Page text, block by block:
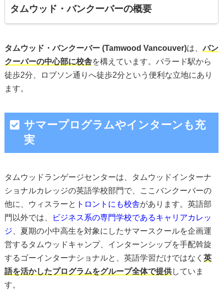
タムウッド・バンクーバーの概要
タムウッド・バンクーバー (Tamwood Vancouver)は、バン
クーバーの中心部に校舎を構えています。バラード駅から
徒歩2分、ロブソン通りへ徒歩2分という便利な立地にあり
ます。
サマープログラムやインターンも充
実
タムウッドランゲージセンターは、タムウッドインターナ
ショナルカレッジの英語学校部門で、ここバンクーバーの
他に、ウィスラーと トロントにも校舎があります。英語部
門以外では、
ビジネス系の専門学校であるキャリアカレッ
ジ 、夏期の小中高生を対象にしたサマースクールを企画運
営するタムウッドキャンプ、インターンシップを手配斡旋
するゴーインターナショナルと、英語学習だけではなく 英
語を活かしたプログラムをグループ全体で提供していま
す。